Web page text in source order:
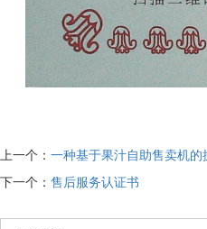
上一个： 一种基于果汁自助售卖机的
下一个： 售后服务认证书